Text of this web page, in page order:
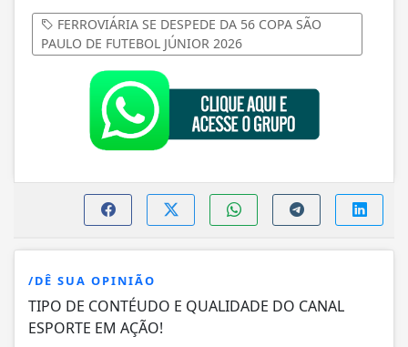
FERROVIÁRIA SE DESPEDE DA 56 COPA SÃO
PAULO DE FUTEBOL JÚNIOR 2026
/DÊ SUA OPINIÃO
TIPO DE CONTÉUDO E QUALIDADE DO CANAL
ESPORTE EM AÇÃO!